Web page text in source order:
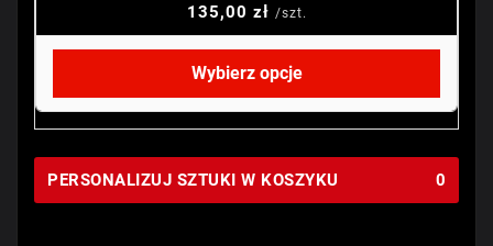
135,00 zł /szt.
Wybierz opcje
PERSONALIZUJ SZTUKI W KOSZYKU 0